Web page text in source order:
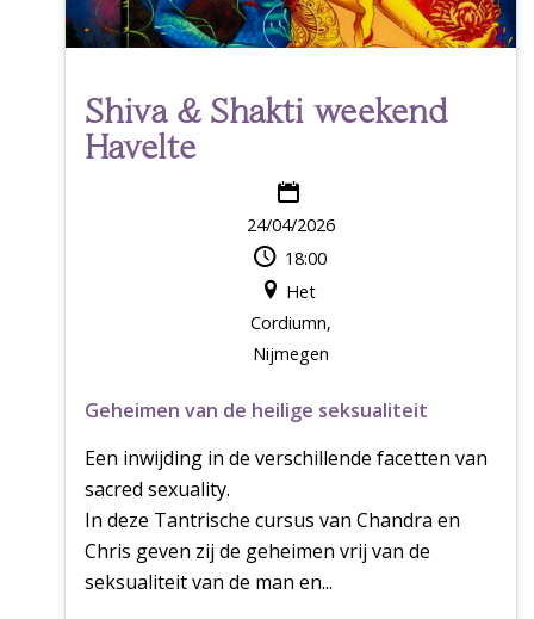
Shiva & Shakti weekend
Havelte
24/04/2026
18:00
Het
Cordiumn,
Nijmegen
Geheimen van de heilige seksualiteit
Een inwijding in de verschillende facetten van
sacred sexuality.
In deze Tantrische cursus van Chandra en
Chris geven zij de geheimen vrij van de
seksualiteit van de man en...